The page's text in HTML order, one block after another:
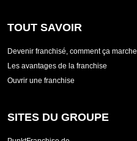
TOUT SAVOIR
Devenir franchisé, comment ça marche
Les avantages de la franchise
Ouvrir une franchise
SITES DU GROUPE